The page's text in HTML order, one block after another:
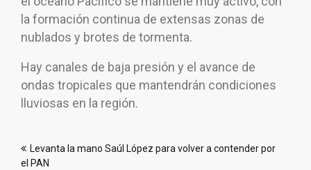
la formación continua de extensas zonas de
nublados y brotes de tormenta.
Hay canales de baja presión y el avance de
ondas tropicales que mantendrán condiciones
lluviosas en la región.
deLevanta la mano Saúl López para volver a contender por
el PAN